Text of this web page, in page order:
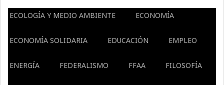
ECOLOGÍA Y MEDIO AMBIENTE ECONOMÍA
ECONOMÍA SOLIDARIA EDUCACIÓN EMPLEO
ENERGÍA FEDERALISMO FFAA FILOSOFÍA